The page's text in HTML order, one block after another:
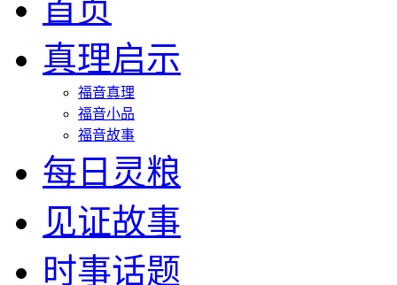
首页
真理启示
福音真理
福音小品
福音故事
每日灵粮
见证故事
时事话题